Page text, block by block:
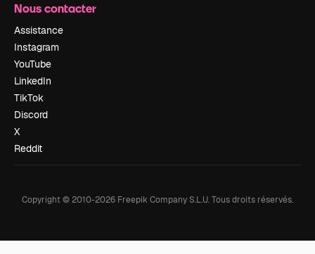
Nous contacter
Assistance
Instagram
YouTube
LinkedIn
TikTok
Discord
X
Reddit
Copyright © 2010-2026 Freepik Company S.L.U.Tous droits réservés.